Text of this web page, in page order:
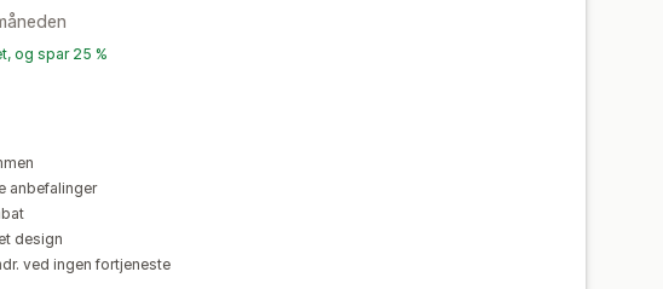
og spar 25 %
anbefalinger
design
ved ingen fortjeneste